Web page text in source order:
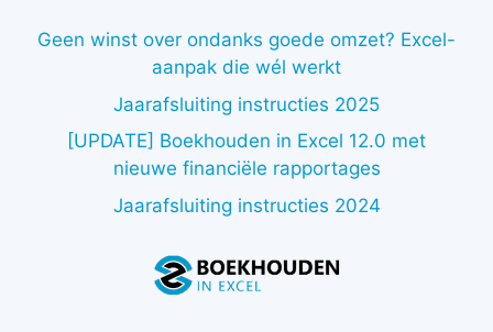
Geen winst over ondanks goede omzet? Excel-
aanpak die wél werkt
Jaarafsluiting instructies 2025
[UPDATE] Boekhouden in Excel 12.0 met
nieuwe financiële rapportages
Jaarafsluiting instructies 2024